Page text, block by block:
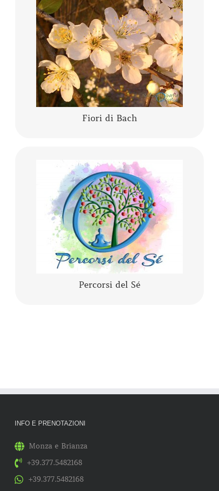
Fiori di Bach
I fiori di Bach sono una “terapia vibrazionale-
energetica” messa a punto da Edward Bach. I
fiori di Bach sono delle “lanterne” che aiutano
a comprendere se stessi,…….
CONTINUA A LEGGERE
Percorsi del Sé
Lo yoga, la meditazione, la mindfulness, lo
yogaterapia, il rilassamento guidato sono
percorsi del Sé che ci conducono alla porta di
noi stessi.
CONTINUA A LEGGERE
INFO E PRENOTAZIONI
Monza e Brianza
+39.377.5482168
+39.377.5482168